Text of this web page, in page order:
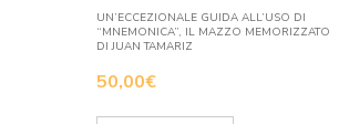
50,00€
UN’ECCEZIONALE GUIDA ALL’USO DI
“MNEMONICA”, IL MAZZO MEMORIZZATO
DI JUAN TAMARIZ